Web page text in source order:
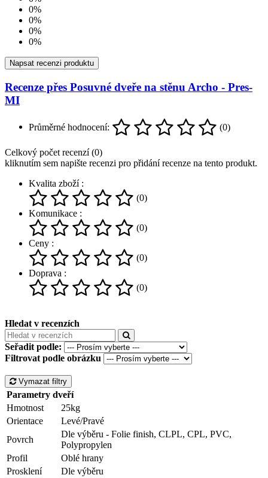
0%
0%
0%
0%
Napsat recenzi produktu
Recenze přes Posuvné dveře na stěnu Archo - Pres-
MI
Průměrné hodnocení: (0)
Celkový počet recenzí (0)
kliknutím sem napište recenzi pro přidání recenze na tento produkt.
Kvalita zboží :
(0)
Komunikace :
(0)
Ceny :
(0)
Doprava :
(0)
Hledat v recenzích
Seřadit podle:
Filtrovat podle obrázku
Vymazat filtry
Parametry dveří
Hmotnost
25kg
Orientace
Levé/Pravé
Povrch
Dle výběru - Folie finish, CLPL, CPL, PVC,
Polypropylen
Profil
Oblé hrany
Prosklení
Dle výběru